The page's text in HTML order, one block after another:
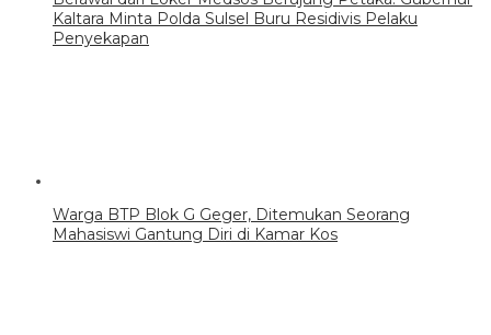
Kaltara Minta Polda Sulsel Buru Residivis Pelaku
Penyekapan
Warga BTP Blok G Geger, Ditemukan Seorang
Mahasiswi Gantung Diri di Kamar Kos